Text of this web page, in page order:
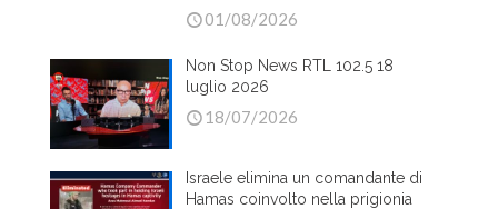
01/08/2026
Non Stop News RTL 102.5 18
luglio 2026
18/07/2026
Israele elimina un comandante di
Hamas coinvolto nella prigionia